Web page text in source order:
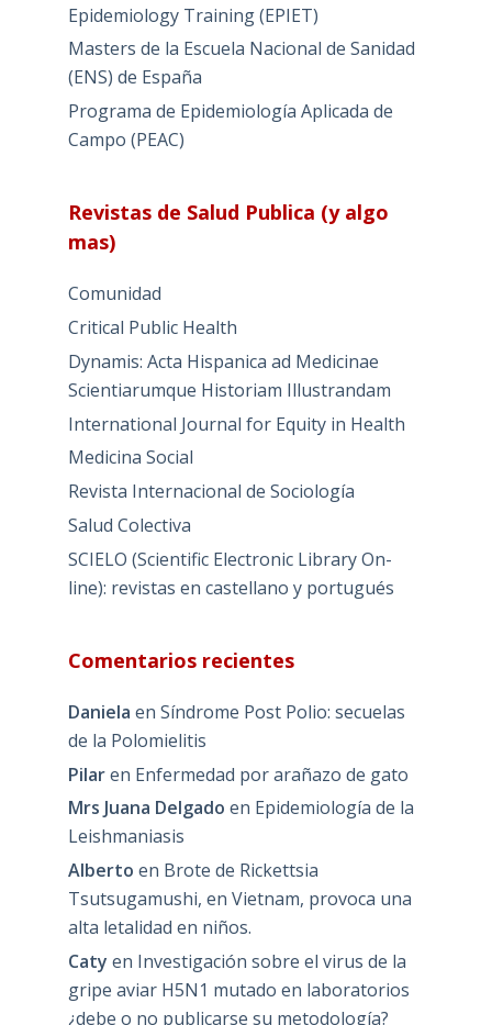
Epidemiology Training (EPIET)
Masters de la Escuela Nacional de Sanidad
(ENS) de España
Programa de Epidemiología Aplicada de
Campo (PEAC)
Revistas de Salud Publica (y algo
mas)
Comunidad
Critical Public Health
Dynamis: Acta Hispanica ad Medicinae
Scientiarumque Historiam Illustrandam
International Journal for Equity in Health
Medicina Social
Revista Internacional de Sociología
Salud Colectiva
SCIELO (Scientific Electronic Library On-
line): revistas en castellano y portugués
Comentarios recientes
Daniela en Síndrome Post Polio: secuelas
de la Polomielitis
Pilaren Enfermedad por arañazo de gato
Mrs Juana Delgado en Epidemiología de la
Leishmaniasis
Alberto en Brote de Rickettsia
Tsutsugamushi, en Vietnam, provoca una
alta letalidad en niños.
Caty en Investigación sobre el virus de la
gripe aviar H5N1 mutado en laboratorios
¿debe o no publicarse su metodología?